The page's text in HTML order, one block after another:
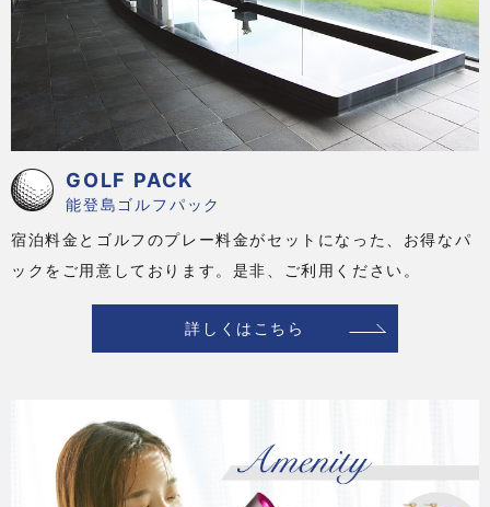
GOLF PACK
能登島ゴルフパック
宿泊料金とゴルフのプレー料金がセットになった、お得なパ
ックをご用意しております。是非、ご利用ください。
詳しくはこちら